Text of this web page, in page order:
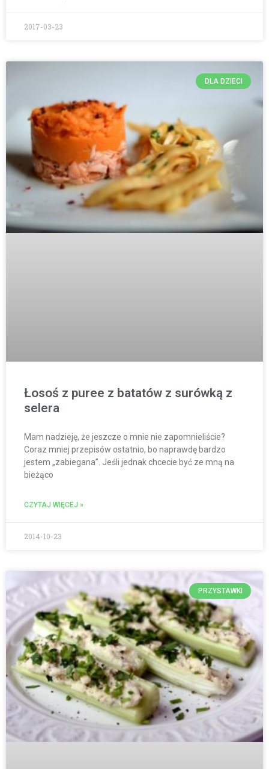
2017-03-23
DLA DZIECI
Łosoś z puree z batatów z surówką z
selera
Mam nadzieję, że jeszcze o mnie nie zapomnieliście?
Coraz mniej przepisów ostatnio, bo naprawdę bardzo
jestem „zabiegana”. Jeśli jednak chcecie być ze mną na
bieżąco
CZYTAJ WIĘCEJ »
2014-10-23
PRZYSTAWKI